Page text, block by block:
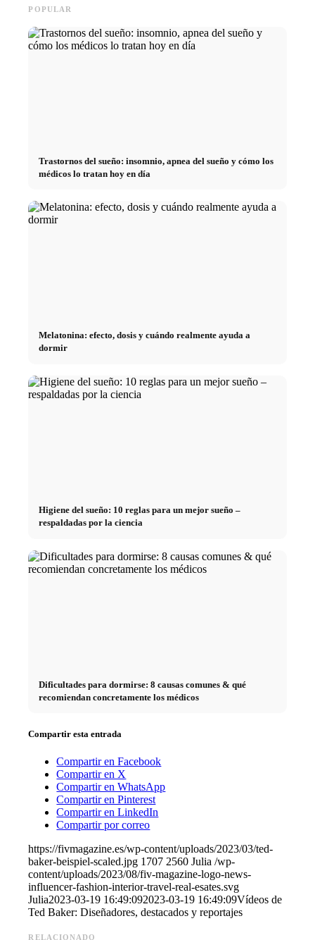
POPULAR
Trastornos del sueño: insomnio, apnea del sueño y cómo los
médicos lo tratan hoy en día
Melatonina: efecto, dosis y cuándo realmente ayuda a
dormir
Higiene del sueño: 10 reglas para un mejor sueño –
respaldadas por la ciencia
Dificultades para dormirse: 8 causas comunes & qué
recomiendan concretamente los médicos
Compartir esta entrada
Compartir en Facebook
Compartir en X
Compartir en WhatsApp
Compartir en Pinterest
Compartir en LinkedIn
Compartir por correo
https://fivmagazine.es/wp-content/uploads/2023/03/ted-
baker-beispiel-scaled.jpg 1707 2560 Julia /wp-
content/uploads/2023/08/fiv-magazine-logo-news-
influencer-fashion-interior-travel-real-esates.svg
Julia2023-03-19 16:49:092023-03-19 16:49:09Vídeos de
Ted Baker: Diseñadores, destacados y reportajes
RELACIONADO